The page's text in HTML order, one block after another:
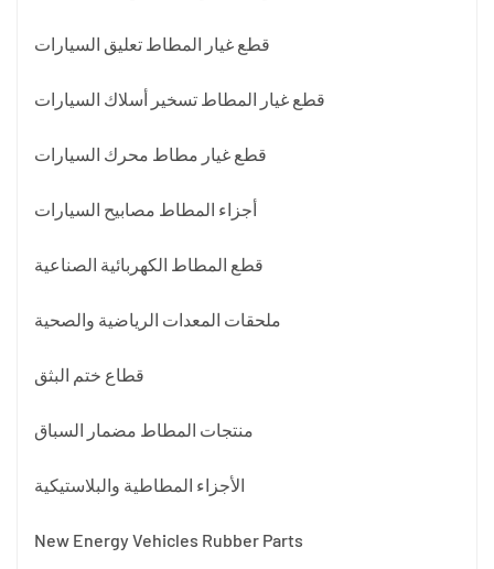
قطع غيار المطاط تعليق السيارات
قطع غيار المطاط تسخير أسلاك السيارات
قطع غيار مطاط محرك السيارات
أجزاء المطاط مصابيح السيارات
قطع المطاط الكهربائية الصناعية
ملحقات المعدات الرياضية والصحية
قطاع ختم البثق
منتجات المطاط مضمار السباق
الأجزاء المطاطية والبلاستيكية
New Energy Vehicles Rubber Parts